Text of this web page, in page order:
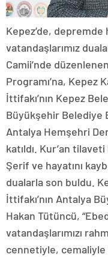
Kepez’de, depremde
vatandaşlarımız
Camii’nde
Programı’na, Kepez
İttifakı’nın Kepez
Büyükşehir Belediye
Antalya Hemşehri
katıldı. Kur’an
Şerif ve hayatını
dualarla son buldu.
İttifakı’nın Antalya
Hakan Tütüncü,
vatandaşlarımızı
cennetiyle,